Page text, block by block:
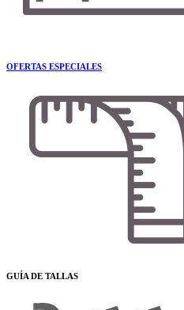
OFERTAS ESPECIALES
GUÍA DE TALLAS